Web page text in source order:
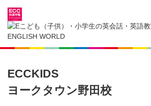
福島県の子供英会話・英語教室
子供（小学生）英会話・英語教室 ECCKIDS ヨークタウン野田校
ECCKIDS
ヨークタウン野田校